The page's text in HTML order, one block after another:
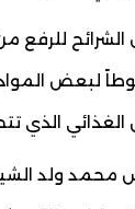
الشرائح
لبعض
الذي
محمد ولد